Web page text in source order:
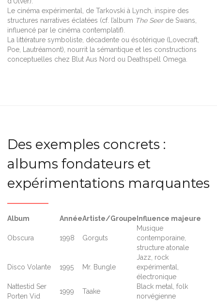
Le cinéma expérimental, de Tarkovski à Lynch, inspire des
structures narratives éclatées (cf. l’album The Seerde Swans,
influencé par le cinéma contemplatif).
La littérature symboliste, décadente ou ésotérique (Lovecraft,
Poe, Lautréamont), nourrit la sémantique et les constructions
conceptuelles chez Blut Aus Nord ou Deathspell Omega.
Des exemples concrets :
albums fondateurs et
expérimentations marquantes
Album AnnéeArtiste/Groupe Influence majeure
Obscura 1998 Gorguts
Musique
contemporaine,
structure atonale
Disco Volante 1995 Mr. Bungle
Jazz, rock
expérimental,
électronique
Nattestid Ser
Porten Vid
1999 Taake
Black metal, folk
norvégienne